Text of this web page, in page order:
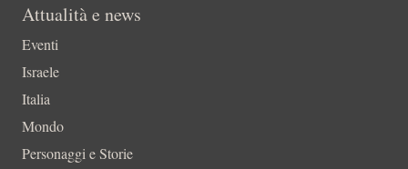
Attualità e news
Eventi
Israele
Italia
Mondo
Personaggi e Storie